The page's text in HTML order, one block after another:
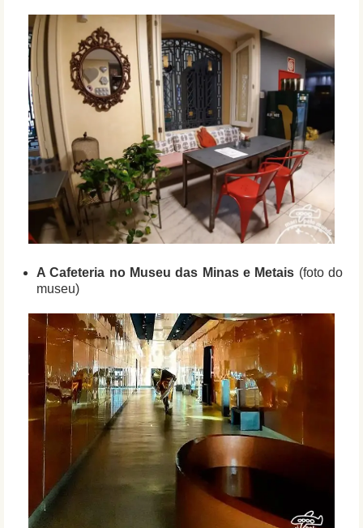
A Cafeteria no Museu das Minas e Metais (foto do
museu)